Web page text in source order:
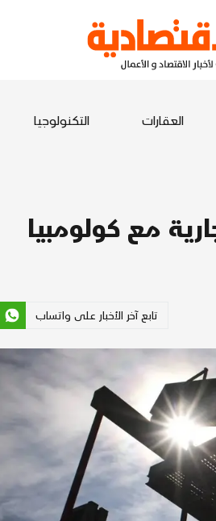
العقارات التكنولوجيا
مع كولومبيا
تابع آخر الأخبار على واتساب